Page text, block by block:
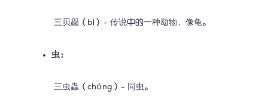
三贝赑（bì）- 传说中的一种动物，像龟。
虫：
三虫蟲（chóng）- 同虫。